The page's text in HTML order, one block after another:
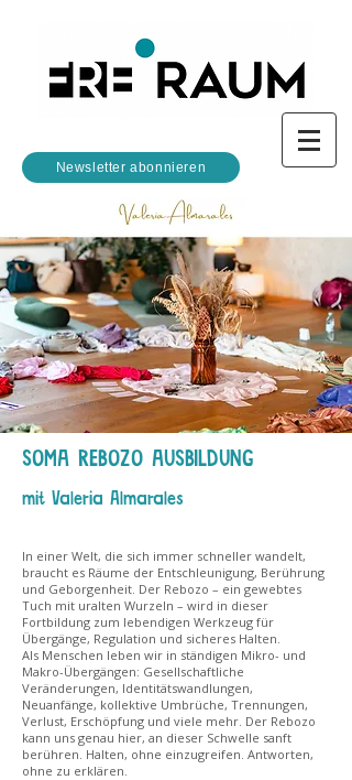
Newsletter abonnieren
SOMA REBOZO AUSBILDUNG
mit Valeria Almarales
In einer Welt, die sich immer schneller wandelt,
braucht es Räume der Entschleunigung, Berührung
und Geborgenheit. Der Rebozo – ein gewebtes
Tuch mit uralten Wurzeln – wird in dieser
Fortbildung zum lebendigen Werkzeug für
Übergänge, Regulation und sicheres Halten.
Als Menschen leben wir in ständigen Mikro- und
Makro-Übergängen: Gesellschaftliche
Veränderungen, Identitätswandlungen,
Neuanfänge, kollektive Umbrüche, Trennungen,
Verlust, Erschöpfung und viele mehr. Der Rebozo
kann uns genau hier, an dieser Schwelle sanft
berühren. Halten, ohne einzugreifen. Antworten,
ohne zu erklären.